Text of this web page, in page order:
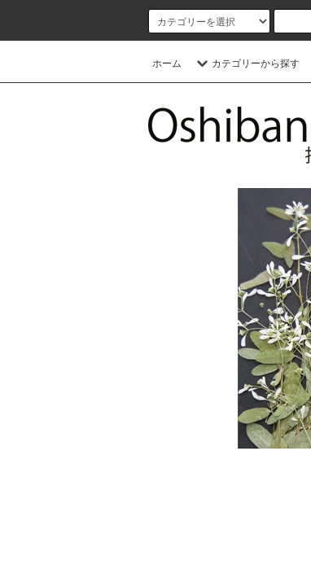
ホーム カテゴリーから探す